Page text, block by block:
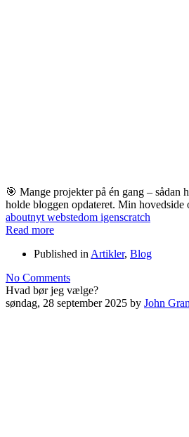
🎯 Mange projekter på én gang –
holde bloggen opdateret. Min
aboutnyt webstedom igenscratch
Read more
Published in Artikler, Blog
No Comments
Hvad bør jeg vælge?
søndag, 28 september 2025 by John